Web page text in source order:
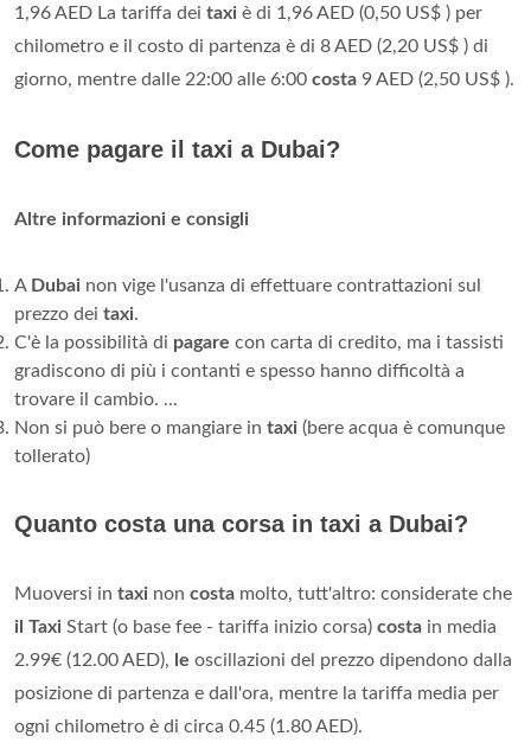
1,96 AED La tariffa dei taxi è di 1,96 AED (0,50 US$ )​ per
chilometro e il costo di partenza è di 8 AED (2,20 US$ )​ di
giorno, mentre dalle 22:00 alle 6:00 costa 9 AED (2,50 US$ ).
Come pagare il taxi a Dubai?
Altre informazioni e consigli
A Dubai non vige l'usanza di effettuare contrattazioni sul
prezzo dei taxi.
C'è la possibilità di pagare con carta di credito, ma i tassisti
gradiscono di più i contanti e spesso hanno difficoltà a
trovare il cambio. ...
Non si può bere o mangiare in taxi (bere acqua è comunque
tollerato)
Quanto costa una corsa in taxi a Dubai?
Muoversi in taxi non costa molto, tutt'altro: considerate che
il Taxi Start (o base fee - tariffa inizio corsa) costa in media
2.99€ (12.00 AED), le oscillazioni del prezzo dipendono dalla
posizione di partenza e dall'ora, mentre la tariffa media per
ogni chilometro è di circa 0.45 (1.80 AED).